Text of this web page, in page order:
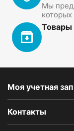
Мы
Товары
Моя учетная
Контакты